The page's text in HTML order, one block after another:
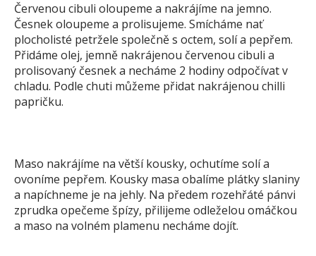
Červenou cibuli oloupeme a nakrájíme na jemno.
Česnek oloupeme a prolisujeme. Smícháme nať
plocholisté petržele společně s octem, solí a pepřem.
Přidáme olej, jemně nakrájenou červenou cibuli a
prolisovaný česnek a necháme 2 hodiny odpočívat v
chladu. Podle chuti můžeme přidat nakrájenou chilli
papričku.
Maso nakrájíme na větší kousky, ochutíme solí a
ovoníme pepřem. Kousky masa obalíme plátky slaniny
a napíchneme je na jehly. Na předem rozehřáté pánvi
zprudka opečeme špízy, přilijeme odleželou omáčkou
a maso na volném plamenu necháme dojít.